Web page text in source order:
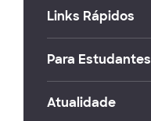
Links Rápidos
Para Estudantes
Atualidade